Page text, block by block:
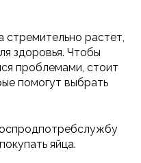
стремительно растет,
здоровья. Чтобы
проблемами, стоит
помогут выбрать
яйца.